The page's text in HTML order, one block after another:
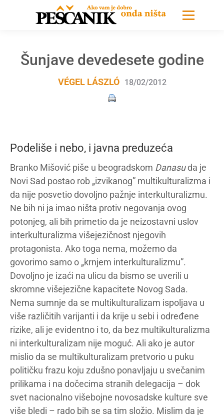
Šunjave devedesete godine
VÉGEL LÁSZLÓ 18/02/2012
Podeliše i nebo, i javna preduzeća
Branko Mišović piše u beogradskom Danasuda je
Novi Sad postao rob „izvikanog” multikulturalizma i
da nije posvetio dovoljno pažnje interkulturalizmu.
Ne bih ni ja imao ništa protiv negovanja ovog
potonjeg, ali bih primetio da je neizostavni uslov
interkulturalizma višejezičnost njegovih
protagonista. Ako toga nema, možemo da
govorimo samo o „krnjem interkulturalizmu”.
Dovoljno je izaći na ulicu da bismo se uverili u
skromne višejezične kapacitete Novog Sada.
Nema sumnje da se multikulturalizam ispoljava u
više različitih varijanti i da krije u sebi i određene
rizike, ali je evidentno i to, da bez multikulturalizma
ni interkulturalizam nije moguć. Ali ako je autor
mislio da se multikulturalizam pretvorio u puku
političku frazu koju zdušno ponavljaju u svečanim
prilikama i na dočecima stranih delegacija – dok
svet nacionalno višebojne novosadske kulture sve
više bledi – rado bih se sa tim složio. Mislim da je